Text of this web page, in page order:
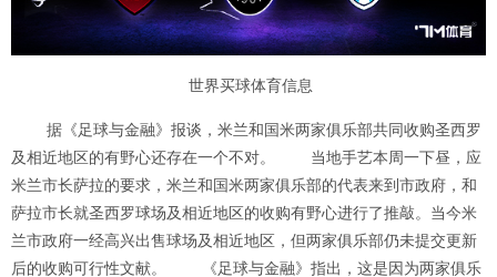
世界买球体育信息
据《足球与金融》报谈，米兰和国米两家俱乐部共同收购圣西罗
及相近地区的有野心还存在一个不对。 当地手艺本周一下昼，应
米兰市长萨拉的要求，米兰和国米两家俱乐部的代表来到市政府，和
萨拉市长就圣西罗球场及相近地区的收购有野心进行了推敲。当今米
兰市政府一经高兴出售球场及相近地区，但两家俱乐部仍未提交更新
后的收购可行性文献。 《足球与金融》指出，这是因为两家俱乐